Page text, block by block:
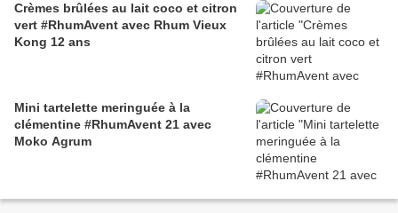
Crèmes brûlées au lait coco et citron
vert #RhumAvent avec Rhum Vieux
Kong 12 ans
Mini tartelette meringuée à la
clémentine #RhumAvent 21 avec
Moko Agrum